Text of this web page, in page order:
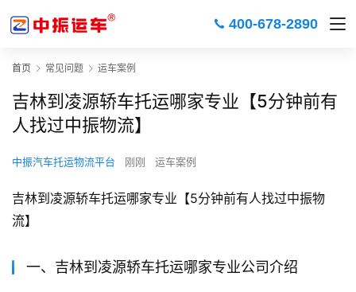
400-678-2890
首页 常见问题 运车案例
吉林到凌源轿车托运哪家专业【5分钟前有
人找过中振物流】
中振汽车托运物流平台 刚刚 运车案例
吉林到凌源轿车托运哪家专业【5分钟前有人找过中振物
流】
一、吉林到凌源轿车托运哪家专业公司介绍